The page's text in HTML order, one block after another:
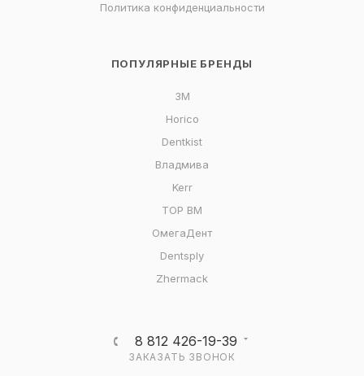
Политика конфиденциальности
ПОПУЛЯРНЫЕ БРЕНДЫ
3M
Horico
Dentkist
Владмива
Kerr
ТОР ВМ
ОмегаДент
Dentsply
Zhermack
8 812 426-19-39
ЗАКАЗАТЬ ЗВОНОК